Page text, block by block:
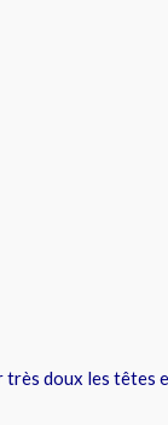
doux les têtes